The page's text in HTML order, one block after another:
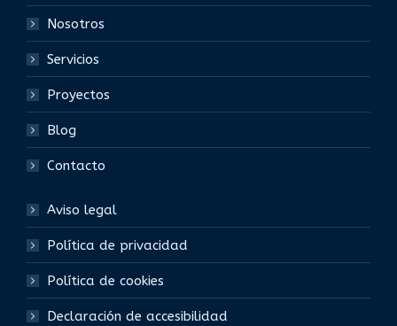
Nosotros
Servicios
Proyectos
Blog
Contacto
Aviso legal
Política de privacidad
Política de cookies
Declaración de accesibilidad